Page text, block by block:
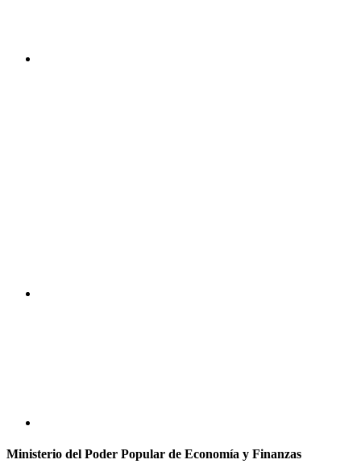
Ministerio del Poder Popular de Economía y Finanzas